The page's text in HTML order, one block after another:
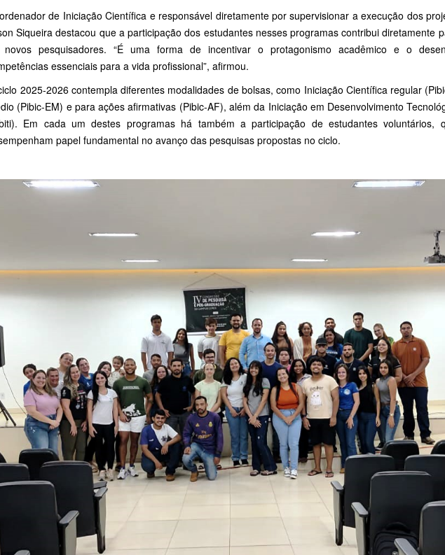
de Iniciação Científica e responsável diretamente por supervisionar a execução dos
Siqueira destacou que a participação dos estudantes nesses programas contribui diretamente
pesquisadores. “É uma forma de incentivar o protagonismo acadêmico e o
essenciais para a vida profissional”, afirmou.
2025-2026 contempla diferentes modalidades de bolsas, como Iniciação Científica regular
(Pibic-EM) e para ações afirmativas (Pibic-AF), além da Iniciação em Desenvolvimento
Em cada um destes programas há também a participação de estudantes voluntários,
papel fundamental no avanço das pesquisas propostas no ciclo.